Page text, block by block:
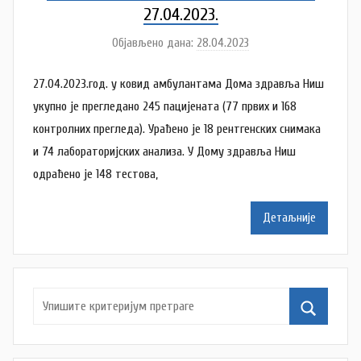
27.04.2023.
Објављено дана: 28.04.2023
т
о
р
N
š
a
n
27.04.2023.год. у ковид амбулантама Дома здравља Ниш
укупно је прегледанo 245 пацијенaта (77 првих и 168
контролних прегледa). Урађено је 18 рентгенских снимака
и 74 лабораторијских анализа. У Дому здравља Ниш
одрађено је 148 тестова,
Детаљније